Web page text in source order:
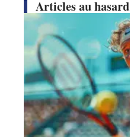
Articles au hasard